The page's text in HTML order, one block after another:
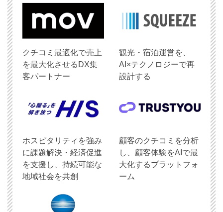
クチコミ最適化で売上
を最大化させるDX集
客パートナー
観光・宿泊運営を、
AI×テクノロジーで再
設計する
ホスピタリティを強み
に課題解決・経済促進
を支援し、持続可能な
地域社会を共創
顧客のクチコミを分析
し、顧客体験をAIで最
大化するプラットフォ
ーム